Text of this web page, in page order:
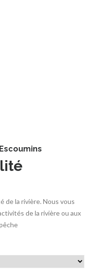
de la rivière. Nous vous
de la rivière ou aux